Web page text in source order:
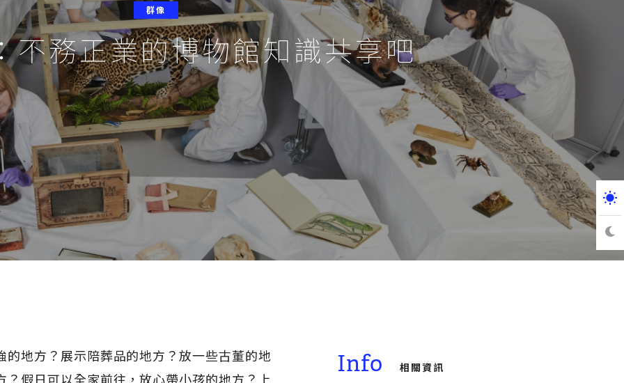
群像
不務正業的博物館知識共享吧
地方？展示陪葬品的地方？放一些古董的地
假日可以全家前往，放心帶小孩的地方？上
Info 相關資訊